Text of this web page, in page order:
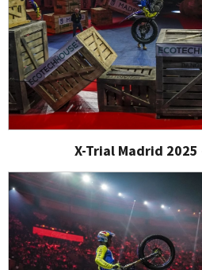
X-Trial Madrid 2025